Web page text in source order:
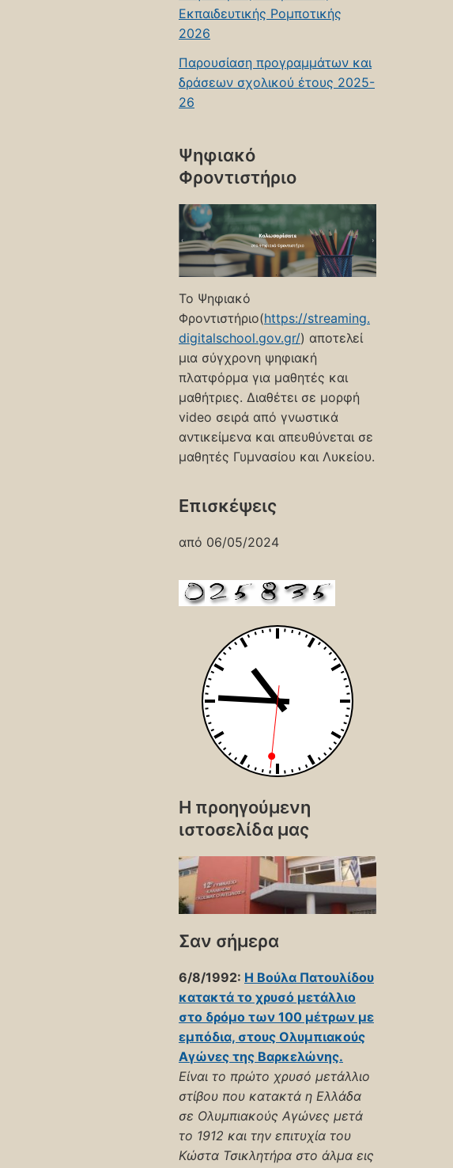
Εκπαιδευτικής Ρομποτικής
2026
Παρουσίαση προγραμμάτων και
δράσεων σχολικού έτους 2025-
26
Ψηφιακό
Φροντιστήριο
Το Ψηφιακό
Φροντιστήριο(https://streaming.
digitalschool.gov.gr/) αποτελεί
μια σύγχρονη ψηφιακή
πλατφόρμα για μαθητές και
μαθήτριες. Διαθέτει σε μορφή
video σειρά από γνωστικά
αντικείμενα και απευθύνεται σε
μαθητές Γυμνασίου και Λυκείου.
Επισκέψεις
από 06/05/2024
Η προηγούμενη
ιστοσελίδα μας
Σαν σήμερα
6/8/1992: Η Βούλα Πατουλίδου
κατακτά το χρυσό μετάλλιο
στο δρόμο των 100 μέτρων με
εμπόδια, στους Ολυμπιακούς
Αγώνες της Βαρκελώνης.
Είναι το πρώτο χρυσό μετάλλιο
στίβου που κατακτά η Ελλάδα
σε Ολυμπιακούς Αγώνες μετά
το 1912 και την επιτυχία του
Κώστα Τσικλητήρα στο άλμα εις